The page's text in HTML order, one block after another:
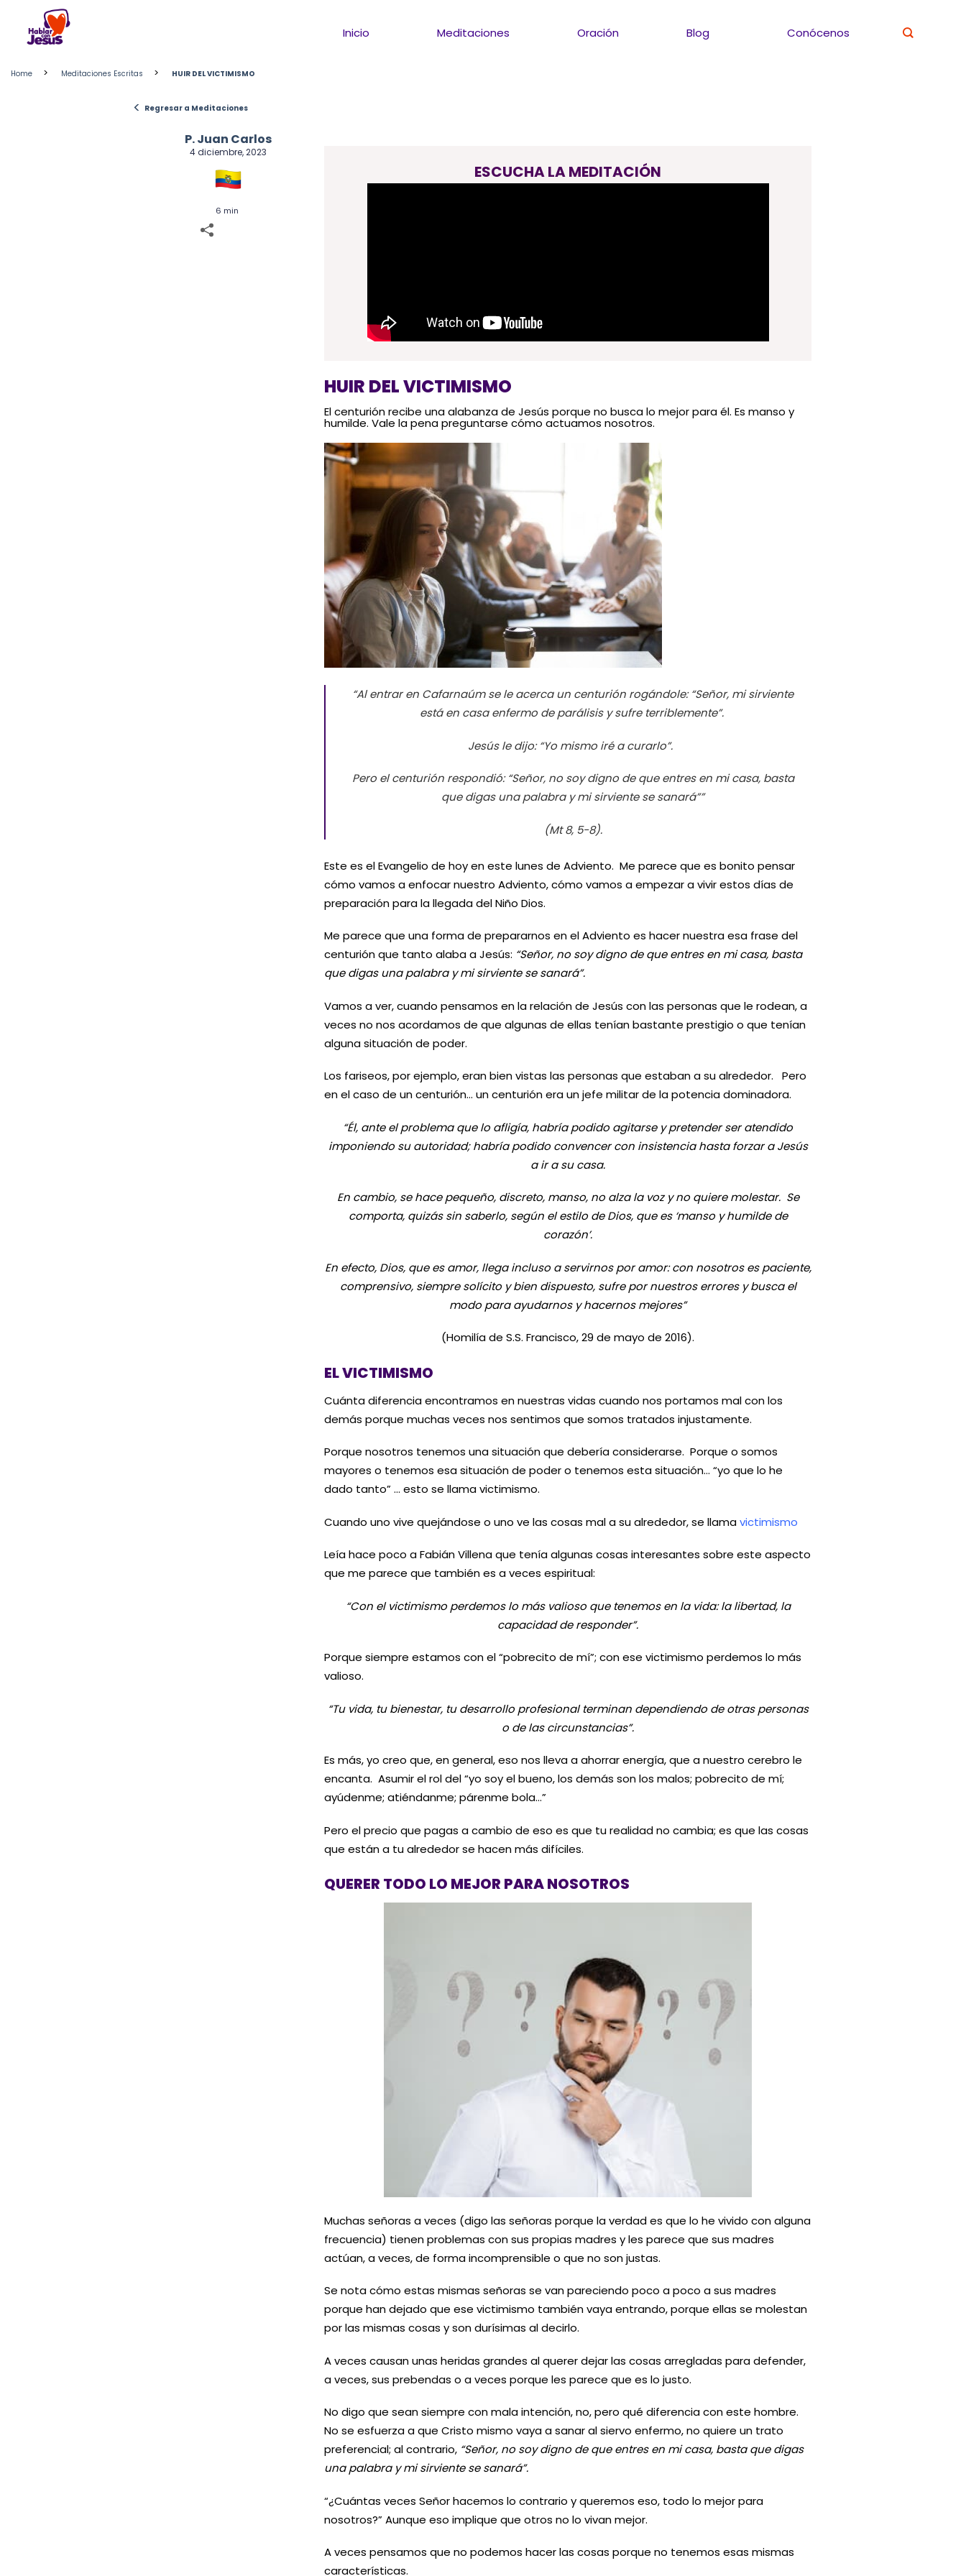
content
Inicio Meditaciones Oración Blog Conócenos
Home > Meditaciones Escritas > HUIR DEL VICTIMISMO
< Regresar a Meditaciones
P. Juan Carlos
4 diciembre, 2023
6 min
ESCUCHA LA MEDITACIÓN
HUIR DEL VICTIMISMO
El centurión recibe una alabanza de Jesús porque no busca lo mejor para él. Es manso y
humilde. Vale la pena preguntarse cómo actuamos nosotros.
“Al entrar en Cafarnaúm se le acerca un centurión rogándole: “Señor, mi sirviente
está en casa enfermo de parálisis y sufre terriblemente”.
Jesús le dijo: “Yo mismo iré a curarlo”.
Pero el centurión respondió: “Señor, no soy digno de que entres en mi casa, basta
que digas una palabra y mi sirviente se sanará””
(Mt 8, 5-8).
Este es el Evangelio de hoy en este lunes de Adviento. Me parece que es bonito pensar
cómo vamos a enfocar nuestro Adviento, cómo vamos a empezar a vivir estos días de
preparación para la llegada del Niño Dios.
Me parece que una forma de prepararnos en el Adviento es hacer nuestra esa frase del
centurión que tanto alaba a Jesús: “Señor, no soy digno de que entres en mi casa, basta
que digas una palabra y mi sirviente se sanará”.
Vamos a ver, cuando pensamos en la relación de Jesús con las personas que le rodean, a
veces no nos acordamos de que algunas de ellas tenían bastante prestigio o que tenían
alguna situación de poder.
Los fariseos, por ejemplo, eran bien vistas las personas que estaban a su alrededor. Pero
en el caso de un centurión… un centurión era un jefe militar de la potencia dominadora.
“Él, ante el problema que lo afligía, habría podido agitarse y pretender ser atendido
imponiendo su autoridad; habría podido convencer con insistencia hasta forzar a Jesús
a ir a su casa.
En cambio, se hace pequeño, discreto, manso, no alza la voz y no quiere molestar. Se
comporta, quizás sin saberlo, según el estilo de Dios, que es ‘manso y humilde de
corazón’.
En efecto, Dios, que es amor, llega incluso a servirnos por amor: con nosotros es paciente,
comprensivo, siempre solícito y bien dispuesto, sufre por nuestros errores y busca el
modo para ayudarnos y hacernos mejores”
(Homilía de S.S. Francisco, 29 de mayo de 2016).
EL VICTIMISMO
Cuánta diferencia encontramos en nuestras vidas cuando nos portamos mal con los
demás porque muchas veces nos sentimos que somos tratados injustamente.
Porque nosotros tenemos una situación que debería considerarse. Porque o somos
mayores o tenemos esa situación de poder o tenemos esta situación… “yo que lo he
dado tanto” … esto se llama victimismo.
Cuando uno vive quejándose o uno ve las cosas mal a su alrededor, se llamavictimismo
Leía hace poco a Fabián Villena que tenía algunas cosas interesantes sobre este aspecto
que me parece que también es a veces espiritual:
“Con el victimismo perdemos lo más valioso que tenemos en la vida: la libertad, la
capacidad de responder”.
Porque siempre estamos con el “pobrecito de mí”; con ese victimismo perdemos lo más
valioso.
“Tu vida, tu bienestar, tu desarrollo profesional terminan dependiendo de otras personas
o de las circunstancias”.
Es más, yo creo que, en general, eso nos lleva a ahorrar energía, que a nuestro cerebro le
encanta. Asumir el rol del “yo soy el bueno, los demás son los malos; pobrecito de mí;
ayúdenme; atiéndanme; párenme bola…”
Pero el precio que pagas a cambio de eso es que tu realidad no cambia; es que las cosas
que están a tu alrededor se hacen más difíciles.
QUERER TODO LO MEJOR PARA NOSOTROS
Muchas señoras a veces (digo las señoras porque la verdad es que lo he vivido con alguna
frecuencia) tienen problemas con sus propias madres y les parece que sus madres
actúan, a veces, de forma incomprensible o que no son justas.
Se nota cómo estas mismas señoras se van pareciendo poco a poco a sus madres
porque han dejado que ese victimismo también vaya entrando, porque ellas se molestan
por las mismas cosas y son durísimas al decirlo.
A veces causan unas heridas grandes al querer dejar las cosas arregladas para defender,
a veces, sus prebendas o a veces porque les parece que es lo justo.
No digo que sean siempre con mala intención, no, pero qué diferencia con este hombre.
No se esfuerza a que Cristo mismo vaya a sanar al siervo enfermo, no quiere un trato
preferencial; al contrario, “Señor, no soy digno de que entres en mi casa, basta que digas
una palabra y mi sirviente se sanará”.
“¿Cuántas veces Señor hacemos lo contrario y queremos eso, todo lo mejor para
nosotros?” Aunque eso implique que otros no lo vivan mejor.
A veces pensamos que no podemos hacer las cosas porque no tenemos esas mismas
características.